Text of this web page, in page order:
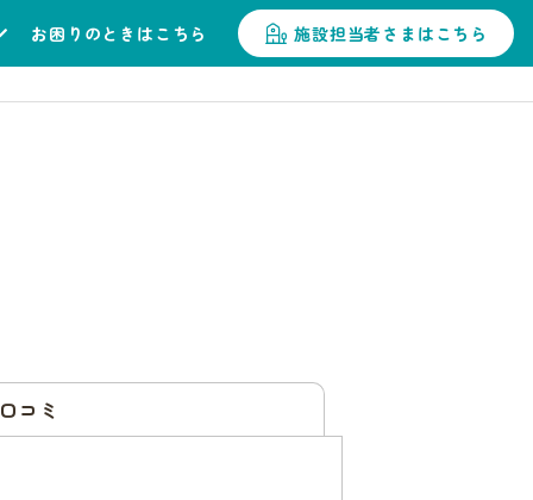
お困りのときはこちら 施設担当者さまはこちら
口コミ